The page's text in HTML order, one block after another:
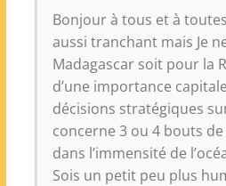
Bonjour à tous et à
aussi tranchant mais Je
Madagascar soit pour la
d’une importance
décisions stratégiques
concerne 3 ou 4 bouts
dans l’immensité de
Sois un petit peu plus